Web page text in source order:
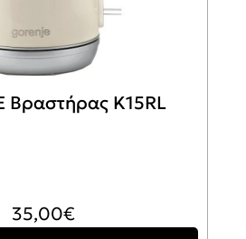
Βραστήρας K15RL
35,00€